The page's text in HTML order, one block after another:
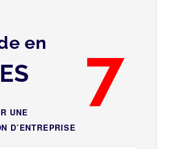
en 7
UNE
D’ENTREPRISE